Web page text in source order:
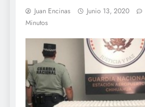
Juan Encinas Junio 13, 2020
Minutos